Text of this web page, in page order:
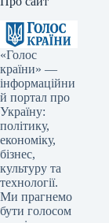
«Голос
країни» —
інформаційни
й портал про
Україну:
політику,
економіку,
бізнес,
культуру та
технології.
Ми прагнемо
бути голосом